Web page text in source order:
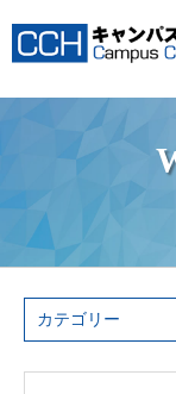
カテゴリー